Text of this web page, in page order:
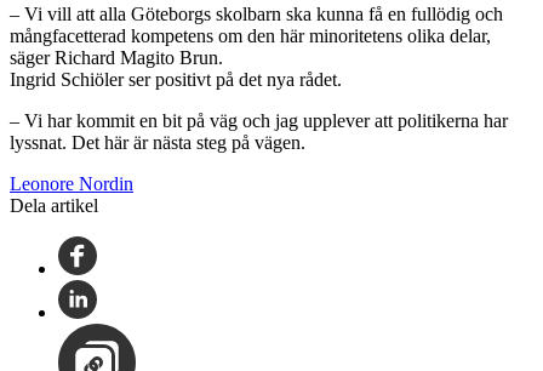
– Vi vill att alla Göteborgs skolbarn ska kunna få en fullödig och
mångfacetterad kompetens om den här minoritetens olika delar,
säger Richard Magito Brun.
Ingrid Schiöler ser positivt på det nya rådet.
– Vi har kommit en bit på väg och jag upplever att politikerna har
lyssnat. Det här är nästa steg på vägen.
Leonore Nordin
Dela artikel